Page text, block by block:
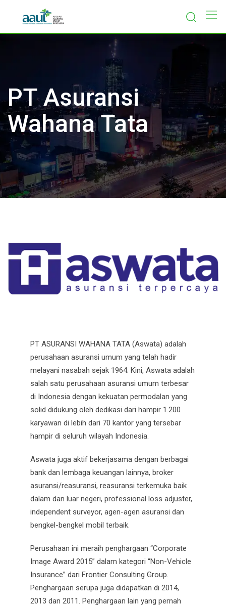
content
PT Asuransi
Wahana Tata
PT ASURANSI WAHANA TATA (Aswata) adalah
perusahaan asuransi umum yang telah hadir
melayani nasabah sejak 1964. Kini, Aswata adalah
salah satu perusahaan asuransi umum terbesar
di Indonesia dengan kekuatan permodalan yang
solid didukung oleh dedikasi dari hampir 1.200
karyawan di lebih dari 70 kantor yang tersebar
hampir di seluruh wilayah Indonesia.
Aswata juga aktif bekerjasama dengan berbagai
bank dan lembaga keuangan lainnya, broker
asuransi/reasuransi, reasuransi terkemuka baik
dalam dan luar negeri, professional loss adjuster,
independent surveyor, agen-agen asuransi dan
bengkel-bengkel mobil terbaik.
Perusahaan ini meraih penghargaan “Corporate
Image Award 2015” dalam kategori “Non-Vehicle
Insurance” dari Frontier Consulting Group.
Penghargaan serupa juga didapatkan di 2014,
2013 dan 2011. Penghargaan lain yang pernah